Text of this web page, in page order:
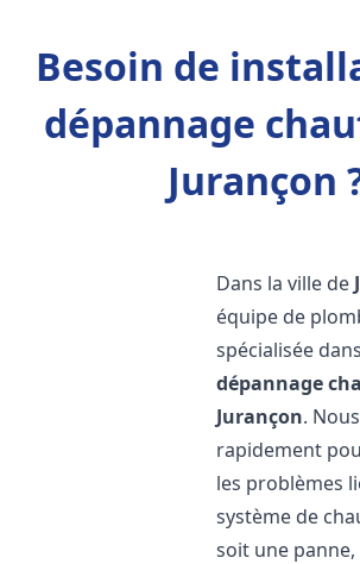
Besoin de
dépannage
Jurançon
Dans la ville de
équipe de
spécialisée
dépannage
Jurançon.
rapidement
les problèmes
système de
soit une